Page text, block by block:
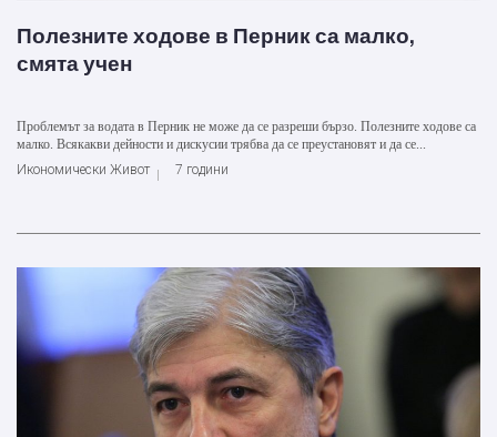
Полезните ходове в Перник са малко,
смята учен
Проблемът за водата в Перник не може да се разреши бързо. Полезните ходове са
малко. Всякакви дейности и дискусии трябва да се преустановят и да се...
Икономически Живот
7 години